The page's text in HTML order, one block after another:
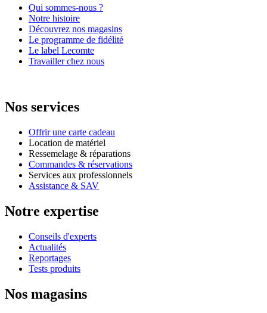
Qui sommes-nous ?
Notre histoire
Découvrez nos magasins
Le programme de fidélité
Le label Lecomte
Travailler chez nous
Nos services
Offrir une carte cadeau
Location de matériel
Ressemelage & réparations
Commandes & réservations
Services aux professionnels
Assistance & SAV
Notre expertise
Conseils d'experts
Actualités
Reportages
Tests produits
Nos magasins